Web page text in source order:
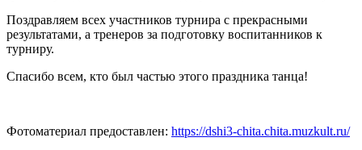
Поздравляем всех участников турнира с прекрасными
результатами, а тренеров за подготовку воспитанников к
турниру.
Спасибо всем, кто был частью этого праздника танца!
Фотоматериал предоставлен: https://dshi3-chita.chita.muzkult.ru/